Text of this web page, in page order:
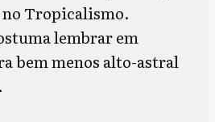
no Tropicalismo.
lembrar em
bem menos alto-astral